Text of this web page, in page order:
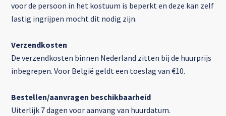
voor de persoon in het kostuum is beperkt en deze kan zelf
lastig ingrijpen mocht dit nodig zijn.
Verzendkosten
De verzendkosten binnen Nederland zitten bij de huurprijs
inbegrepen. Voor België geldt een toeslag van €10.
Bestellen/aanvragen beschikbaarheid
Uiterlijk 7 dagen voor aanvang van huurdatum.